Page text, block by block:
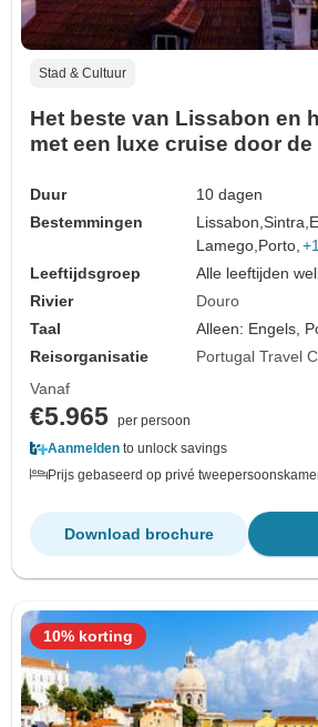
Stad & Cultuur
Het beste van Lissabon en
met een luxe cruise door
Duur
10 dagen
Bestemmingen
Lissabon,Sintra,
Lamego,Porto,
Leeftijdsgroep
Alle leeftijden
Rivier
Douro
Taal
Alleen: Engels,
Reisorganisatie
Portugal Travel
Vanaf
€5.965 per persoon
Aanmelden to unlock savings
Prijs gebaseerd op privé
Download brochure
10% korting